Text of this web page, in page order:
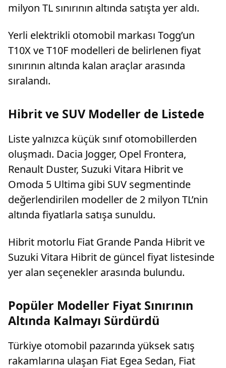
milyon TL sınırının altında satışta yer aldı.
Yerli elektrikli otomobil markası Togg’un
T10X ve T10F modelleri de belirlenen fiyat
sınırının altında kalan araçlar arasında
sıralandı.
Hibrit ve SUV Modeller de Listede
Liste yalnızca küçük sınıf otomobillerden
oluşmadı. Dacia Jogger, Opel Frontera,
Renault Duster, Suzuki Vitara Hibrit ve
Omoda 5 Ultima gibi SUV segmentinde
değerlendirilen modeller de 2 milyon TL’nin
altında fiyatlarla satışa sunuldu.
Hibrit motorlu Fiat Grande Panda Hibrit ve
Suzuki Vitara Hibrit de güncel fiyat listesinde
yer alan seçenekler arasında bulundu.
Popüler Modeller Fiyat Sınırının
Altında Kalmayı Sürdürdü
Türkiye otomobil pazarında yüksek satış
rakamlarına ulaşan Fiat Egea Sedan, Fiat